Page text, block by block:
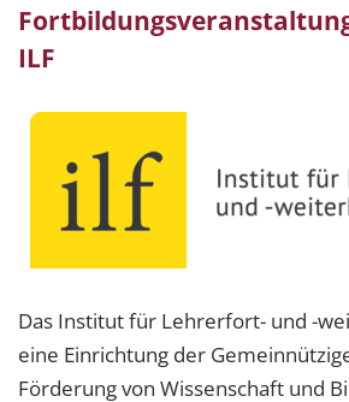
ILF
Das Institut für Lehrerfort- und -
eine Einrichtung der
Förderung von Wissenschaft und